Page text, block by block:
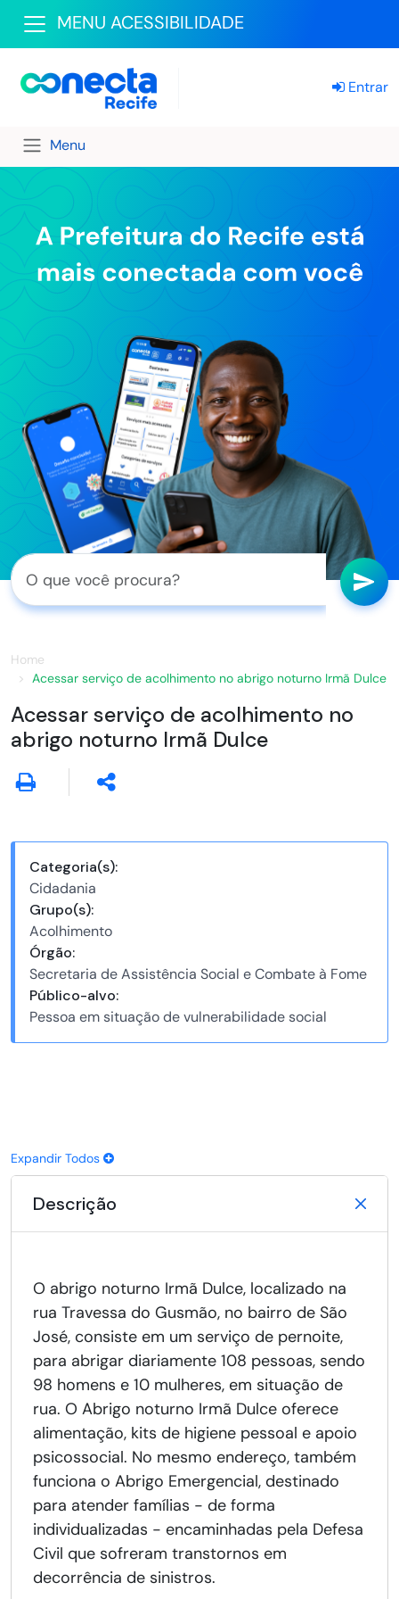
MENU ACESSIBILIDADE
Entrar
Menu
Home
Acessar serviço de acolhimento no abrigo noturno Irmã Dulce
Acessar serviço de acolhimento no
abrigo noturno Irmã Dulce
Categoria(s):
Cidadania
Grupo(s):
Acolhimento
Órgão:
Secretaria de Assistência Social e Combate à Fome
Público-alvo:
Pessoa em situação de vulnerabilidade social
Expandir Todos
Descrição
O abrigo noturno Irmã Dulce, localizado na
rua Travessa do Gusmão, no bairro de São
José, consiste em um serviço de pernoite,
para abrigar diariamente 108 pessoas, sendo
98 homens e 10 mulheres, em situação de
rua. O Abrigo noturno Irmã Dulce oferece
alimentação, kits de higiene pessoal e apoio
psicossocial. No mesmo endereço, também
funciona o Abrigo Emergencial, destinado
para atender famílias - de forma
individualizadas - encaminhadas pela Defesa
Civil que sofreram transtornos em
decorrência de sinistros.